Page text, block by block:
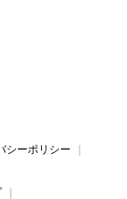
シーポリシー